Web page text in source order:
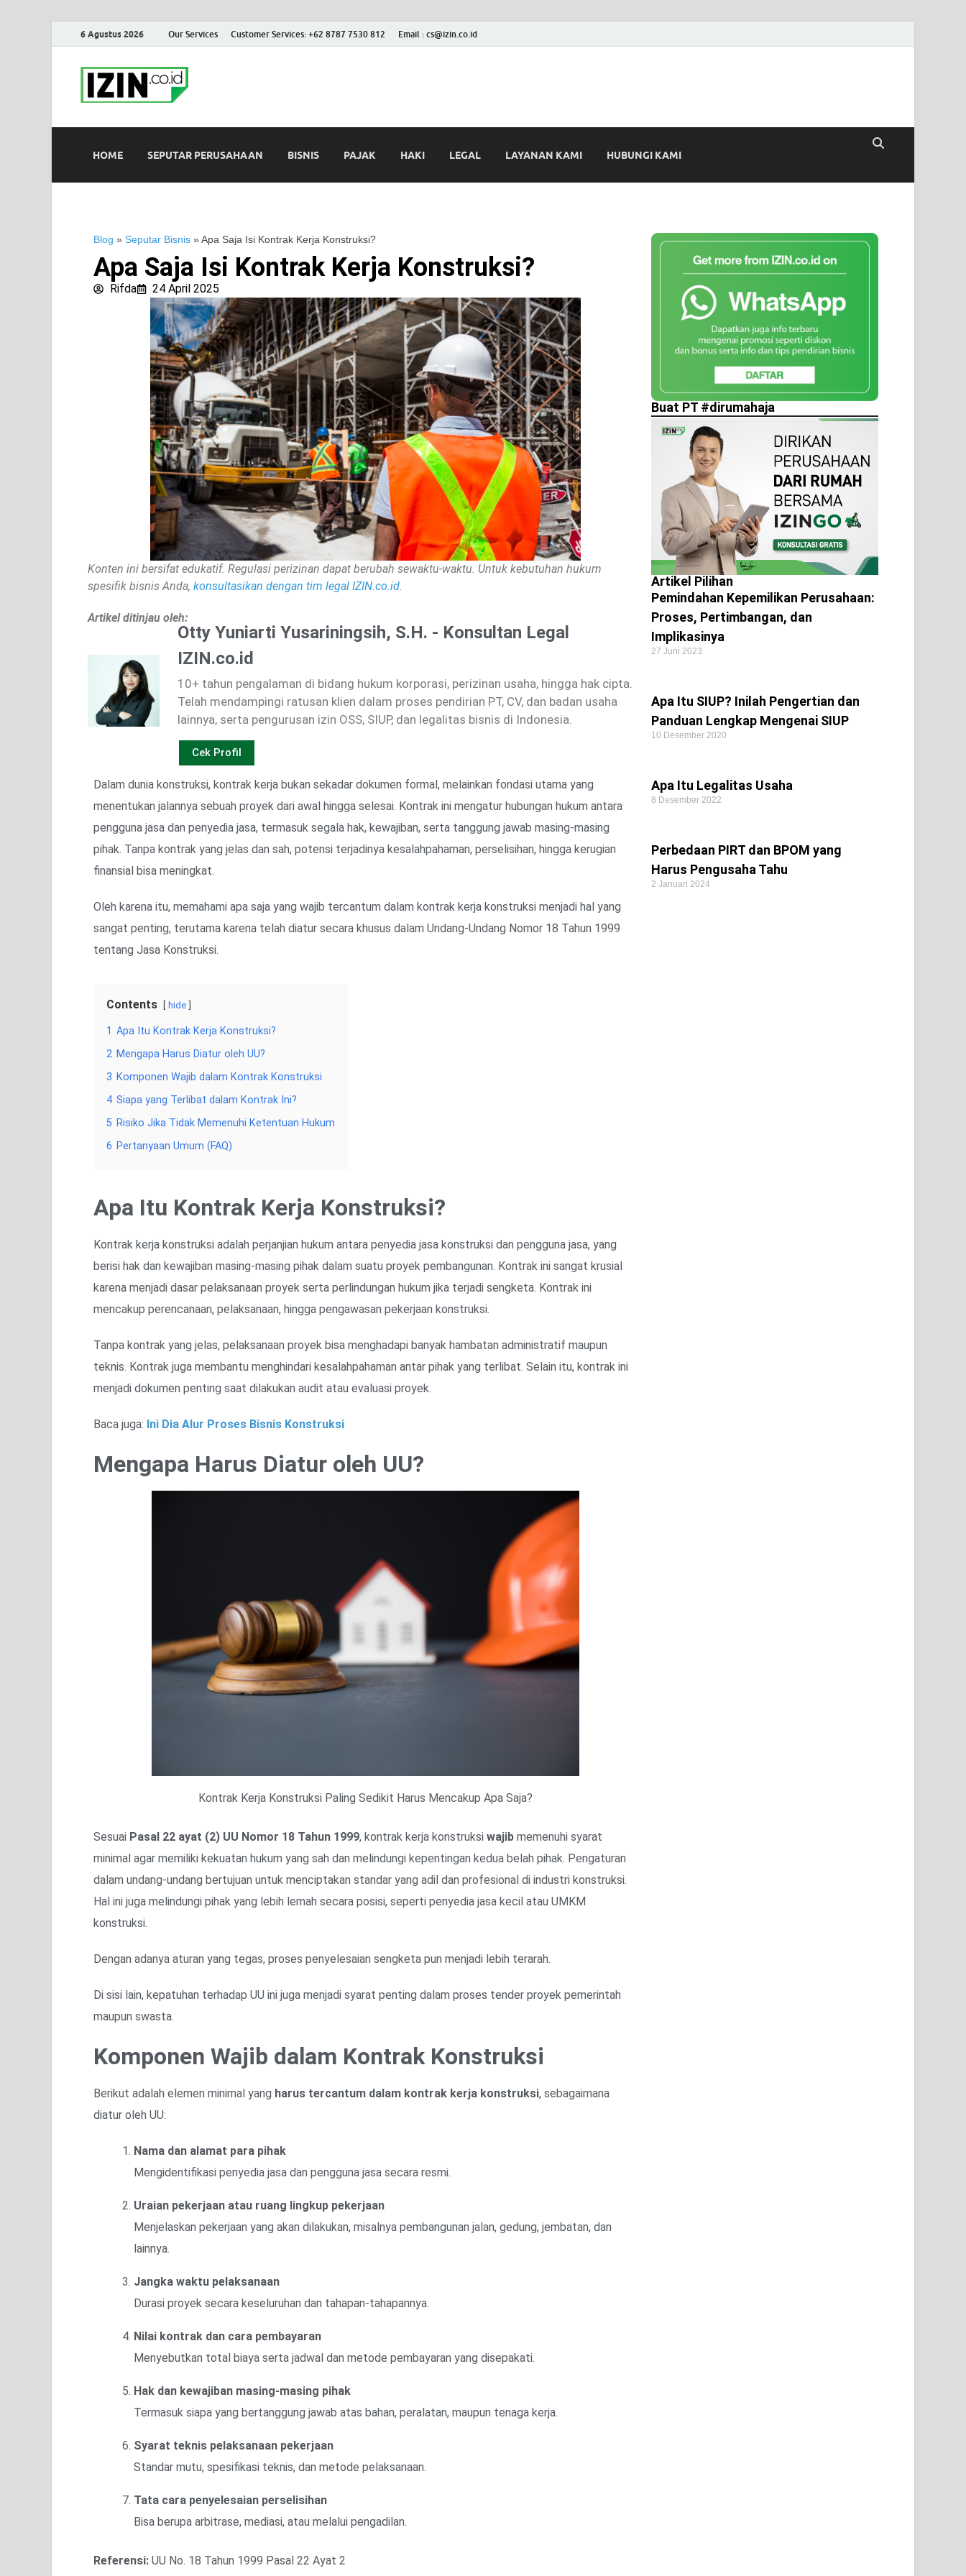
6 Agustus 2026 Our Services Customer Services: +62 8787 7530 812 Email : cs@izin.co.id
HOME SEPUTAR PERUSAHAAN BISNIS PAJAK HAKI LEGAL LAYANAN KAMI HUBUNGI KAMI
Blog » Seputar Bisnis » Apa Saja Isi Kontrak Kerja Konstruksi?
Apa Saja Isi Kontrak Kerja Konstruksi?
Rifda 24 April 2025
Konten ini bersifat edukatif. Regulasi perizinan dapat berubah sewaktu-waktu. Untuk kebutuhan hukum
spesifik bisnis Anda, konsultasikan dengan tim legal IZIN.co.id.
Artikel ditinjau oleh:
Otty Yuniarti Yusariningsih, S.H. - Konsultan Legal
IZIN.co.id
10+ tahun pengalaman di bidang hukum korporasi, perizinan usaha, hingga hak cipta.
Telah mendampingi ratusan klien dalam proses pendirian PT, CV, dan badan usaha
lainnya, serta pengurusan izin OSS, SIUP, dan legalitas bisnis di Indonesia.
Cek Profil
Dalam dunia konstruksi, kontrak kerja bukan sekadar dokumen formal, melainkan fondasi utama yang
menentukan jalannya sebuah proyek dari awal hingga selesai. Kontrak ini mengatur hubungan hukum antara
pengguna jasa dan penyedia jasa, termasuk segala hak, kewajiban, serta tanggung jawab masing-masing
pihak. Tanpa kontrak yang jelas dan sah, potensi terjadinya kesalahpahaman, perselisihan, hingga kerugian
finansial bisa meningkat.
Oleh karena itu, memahami apa saja yang wajib tercantum dalam kontrak kerja konstruksi menjadi hal yang
sangat penting, terutama karena telah diatur secara khusus dalam Undang-Undang Nomor 18 Tahun 1999
tentang Jasa Konstruksi.
Contents hide
1 Apa Itu Kontrak Kerja Konstruksi?
2 Mengapa Harus Diatur oleh UU?
3 Komponen Wajib dalam Kontrak Konstruksi
4 Siapa yang Terlibat dalam Kontrak Ini?
5 Risiko Jika Tidak Memenuhi Ketentuan Hukum
6 Pertanyaan Umum (FAQ)
Apa Itu Kontrak Kerja Konstruksi?
Kontrak kerja konstruksi adalah perjanjian hukum antara penyedia jasa konstruksi dan pengguna jasa, yang
berisi hak dan kewajiban masing-masing pihak dalam suatu proyek pembangunan. Kontrak ini sangat krusial
karena menjadi dasar pelaksanaan proyek serta perlindungan hukum jika terjadi sengketa. Kontrak ini
mencakup perencanaan, pelaksanaan, hingga pengawasan pekerjaan konstruksi.
Tanpa kontrak yang jelas, pelaksanaan proyek bisa menghadapi banyak hambatan administratif maupun
teknis. Kontrak juga membantu menghindari kesalahpahaman antar pihak yang terlibat. Selain itu, kontrak ini
menjadi dokumen penting saat dilakukan audit atau evaluasi proyek.
Baca juga: Ini Dia Alur Proses Bisnis Konstruksi
Mengapa Harus Diatur oleh UU?
Kontrak Kerja Konstruksi Paling Sedikit Harus Mencakup Apa Saja?
Sesuai Pasal 22 ayat (2) UU Nomor 18 Tahun 1999, kontrak kerja konstruksi wajib memenuhi syarat
minimal agar memiliki kekuatan hukum yang sah dan melindungi kepentingan kedua belah pihak. Pengaturan
dalam undang-undang bertujuan untuk menciptakan standar yang adil dan profesional di industri konstruksi.
Hal ini juga melindungi pihak yang lebih lemah secara posisi, seperti penyedia jasa kecil atau UMKM
konstruksi.
Dengan adanya aturan yang tegas, proses penyelesaian sengketa pun menjadi lebih terarah.
Di sisi lain, kepatuhan terhadap UU ini juga menjadi syarat penting dalam proses tender proyek pemerintah
maupun swasta.
Komponen Wajib dalam Kontrak Konstruksi
Berikut adalah elemen minimal yang harus tercantum dalam kontrak kerja konstruksi, sebagaimana
diatur oleh UU:
Nama dan alamat para pihak
Mengidentifikasi penyedia jasa dan pengguna jasa secara resmi.
Uraian pekerjaan atau ruang lingkup pekerjaan
Menjelaskan pekerjaan yang akan dilakukan, misalnya pembangunan jalan, gedung, jembatan, dan
lainnya.
Jangka waktu pelaksanaan
Durasi proyek secara keseluruhan dan tahapan-tahapannya.
Nilai kontrak dan cara pembayaran
Menyebutkan total biaya serta jadwal dan metode pembayaran yang disepakati.
Hak dan kewajiban masing-masing pihak
Termasuk siapa yang bertanggung jawab atas bahan, peralatan, maupun tenaga kerja.
Syarat teknis pelaksanaan pekerjaan
Standar mutu, spesifikasi teknis, dan metode pelaksanaan.
Tata cara penyelesaian perselisihan
Bisa berupa arbitrase, mediasi, atau melalui pengadilan.
Referensi: UU No. 18 Tahun 1999 Pasal 22 Ayat 2
Buat PT #dirumahaja
Artikel Pilihan
Pemindahan Kepemilikan Perusahaan:
Proses, Pertimbangan, dan
Implikasinya
27 Juni 2023
Apa Itu SIUP? Inilah Pengertian dan
Panduan Lengkap Mengenai SIUP
10 Desember 2020
Apa Itu Legalitas Usaha
8 Desember 2022
Perbedaan PIRT dan BPOM yang
Harus Pengusaha Tahu
2 Januari 2024